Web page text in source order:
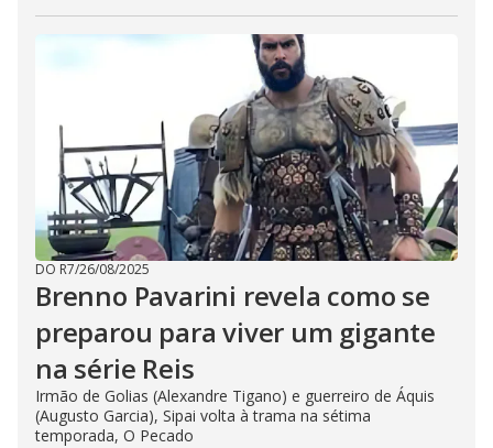
DO R7/26/08/2025
Brenno Pavarini revela como se
preparou para viver um gigante
na série Reis
Irmão de Golias (Alexandre Tigano) e guerreiro de Áquis
(Augusto Garcia), Sipai volta à trama na sétima
temporada, O Pecado